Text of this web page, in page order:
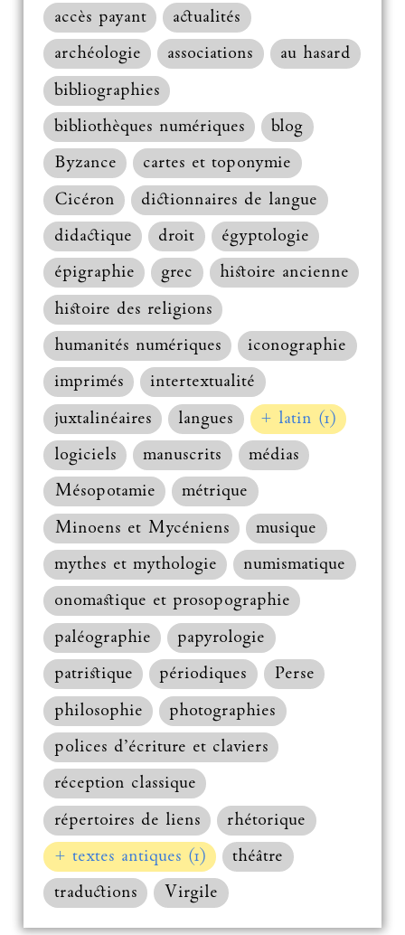
accès payant
actualités
archéologie
associations
au hasard
bibliographies
bibliothèques numériques
blog
Byzance
cartes et toponymie
Cicéron
dictionnaires de langue
didactique
droit
égyptologie
épigraphie
grec
histoire ancienne
histoire des religions
humanités numériques
iconographie
imprimés
intertextualité
juxtalinéaires
langues
+ latin (1)
logiciels
manuscrits
médias
Mésopotamie
métrique
Minoens et Mycéniens
musique
mythes et mythologie
numismatique
onomastique et prosopographie
paléographie
papyrologie
patristique
périodiques
Perse
philosophie
photographies
polices d’écriture et claviers
réception classique
répertoires de liens
rhétorique
+ textes antiques (1)
théâtre
traductions
Virgile